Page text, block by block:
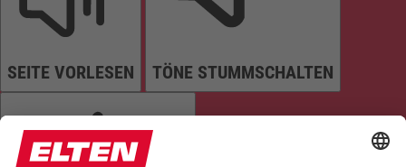
SEITE VORLESEN TÖNE STUMMSCHALTEN